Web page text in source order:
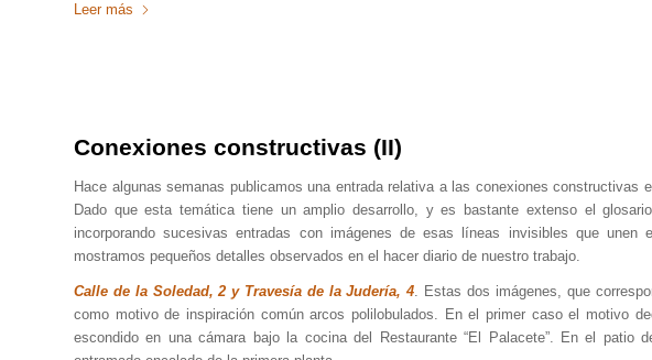
Leer más
Conexiones constructivas (II)
Hace algunas semanas publicamos una entrada relativa a las conexiones
Dado que esta temática tiene un amplio desarrollo, y es bastante extenso el
incorporando sucesivas entradas con imágenes de esas líneas invisibles que
mostramos pequeños detalles observados en el hacer diario de nuestro trabajo.
Calle de la Soledad, 2 y Travesía de la Judería, 4. Estas dos imágenes, que
como motivo de inspiración común arcos polilobulados. En el primer caso el motivo
escondido en una cámara bajo la cocina del Restaurante “El Palacete”. En el patio